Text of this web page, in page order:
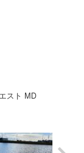
スト MD